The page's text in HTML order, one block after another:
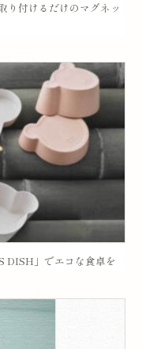
り付けるだけのマグネッ
」でエコな食卓を